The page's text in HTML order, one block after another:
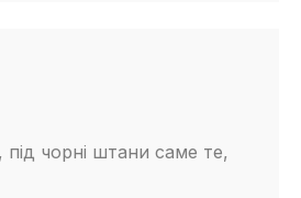
чорні штани саме те,